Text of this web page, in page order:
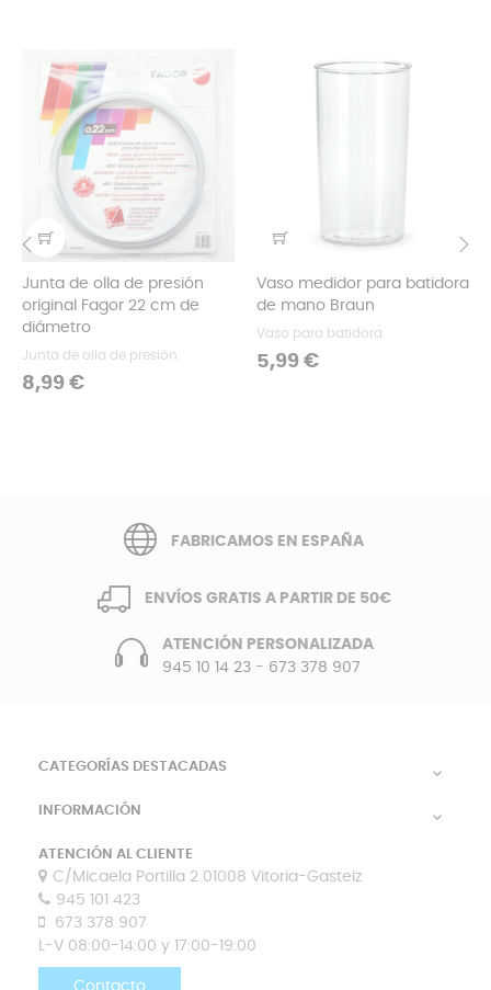
Junta de olla de presión
original Fagor 22 cm de
diámetro
Junta de olla de presión
Precio
8,99 €
Vaso medidor para batidora
de mano Braun
Vaso para batidora
Precio
5,99 €
‹ ›
FABRICAMOS EN ESPAÑA
ENVÍOS GRATIS A PARTIR DE 50€
ATENCIÓN PERSONALIZADA
945 10 14 23- 673 378 907
CATEGORÍAS DESTACADAS 
INFORMACIÓN 
ATENCIÓN AL CLIENTE
C/Micaela Portilla 2 01008 Vitoria-Gasteiz
945 101 423
673 378 907
L-V 08:00-14:00 y 17:00-19:00
Contacto